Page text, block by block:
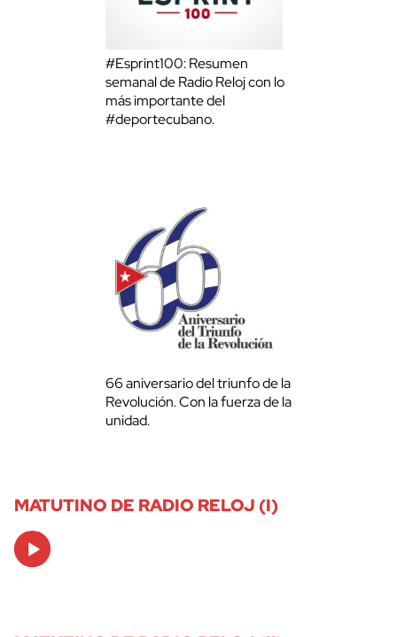
#Esprint100: Resumen
semanal de Radio Reloj con lo
más importante del
#deportecubano.
66 aniversario del triunfo de la
Revolución. Con la fuerza de la
unidad.
MATUTINO DE RADIO RELOJ (I)
Audio
Player